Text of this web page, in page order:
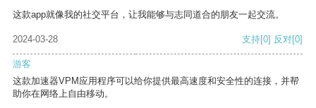
这款app就像我的社交平台，让我能够与志同道合的朋友一起交流。
2024-03-28 支持[0] 反对[0]
游客
这款加速器VPM应用程序可以给你提供最高速度和安全性的连接，并帮
助你在网络上自由移动。